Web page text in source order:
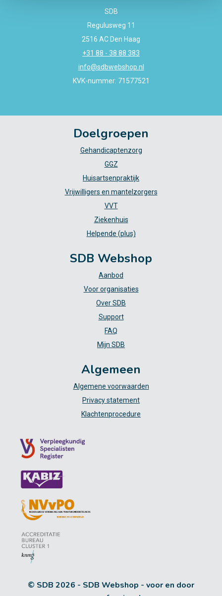
SDB
Regulusweg 11
2516 AC Den Haag
+31 88 - 38 88 383
info@sdbwebshop.nl
KVK-nummer: 71577521
Doelgroepen
Gehandicaptenzorg
GGZ
Huisartsenpraktijk
Vrijwilligers en mantelzorgers
VVT
Ziekenhuis
Helpende (plus)
SDB Webshop
Aanbod
Voor organisaties
Over SDB
Support
FAQ
Mijn SDB
Algemeen
Algemene voorwaarden
Privacy statement
Klachtenprocedure
© SDB 2026 - SDB Webshop - voor en door